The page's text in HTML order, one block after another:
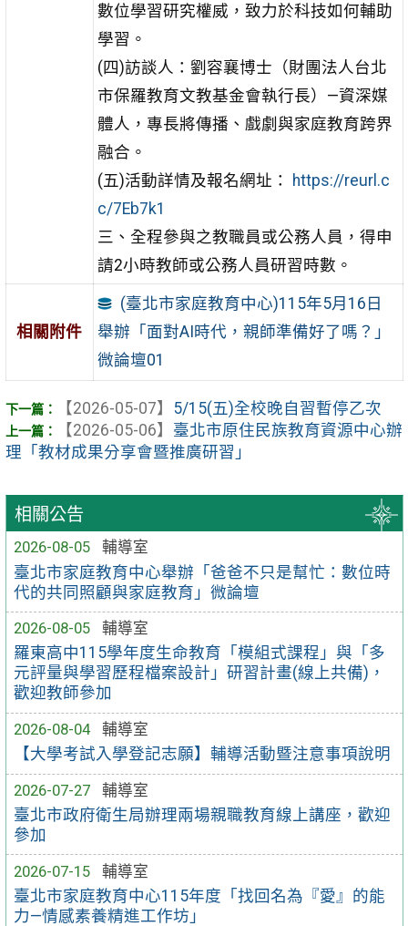
相關公告
2026-08-05
輔導室
臺北市家庭教育中心舉辦「爸爸不只是幫忙：數位時
代的共同照顧與家庭教育」微論壇
2026-08-05
輔導室
羅東高中115學年度生命教育「模組式課程」與「多
元評量與學習歷程檔案設計」研習計畫(線上共備)，
歡迎教師參加
2026-08-04
輔導室
【大學考試入學登記志願】輔導活動暨注意事項說明
2026-07-27
輔導室
臺北市政府衛生局辦理兩場親職教育線上講座，歡迎
參加
2026-07-15
輔導室
臺北市家庭教育中心115年度「找回名為『愛』的能
力—情感素養精進工作坊」
數位學習研究權威，致力於科技如何輔助
學習。
(四)訪談人：劉容襄博士（財團法人台北
市保羅教育文教基金會執行長）—資深媒
體人，專長將傳播、戲劇與家庭教育跨界
融合。
(五)活動詳情及報名網址：
https://reurl.c
c/7Eb7k1
三、全程參與之教職員或公務人員，得申
請2小時教師或公務人員研習時數。
相關附件
(臺北市家庭教育中心)115年5月16日
舉辦「面對AI時代，親師準備好了嗎？」
微論壇01
【2026-05-07】 5/15(五)全校晚自習暫停乙次
【2026-05-06】 臺北市原住民族教育資源中心辦
理「教材成果分享會暨推廣研習」